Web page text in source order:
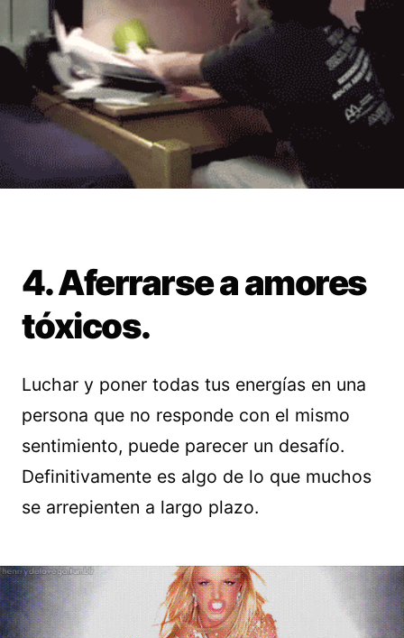
4. Aferrarse a amores
tóxicos.
Luchar y poner todas tus energías en una
persona que no responde con el mismo
sentimiento, puede parecer un desafío.
Definitivamente es algo de lo que muchos
se arrepienten a largo plazo.